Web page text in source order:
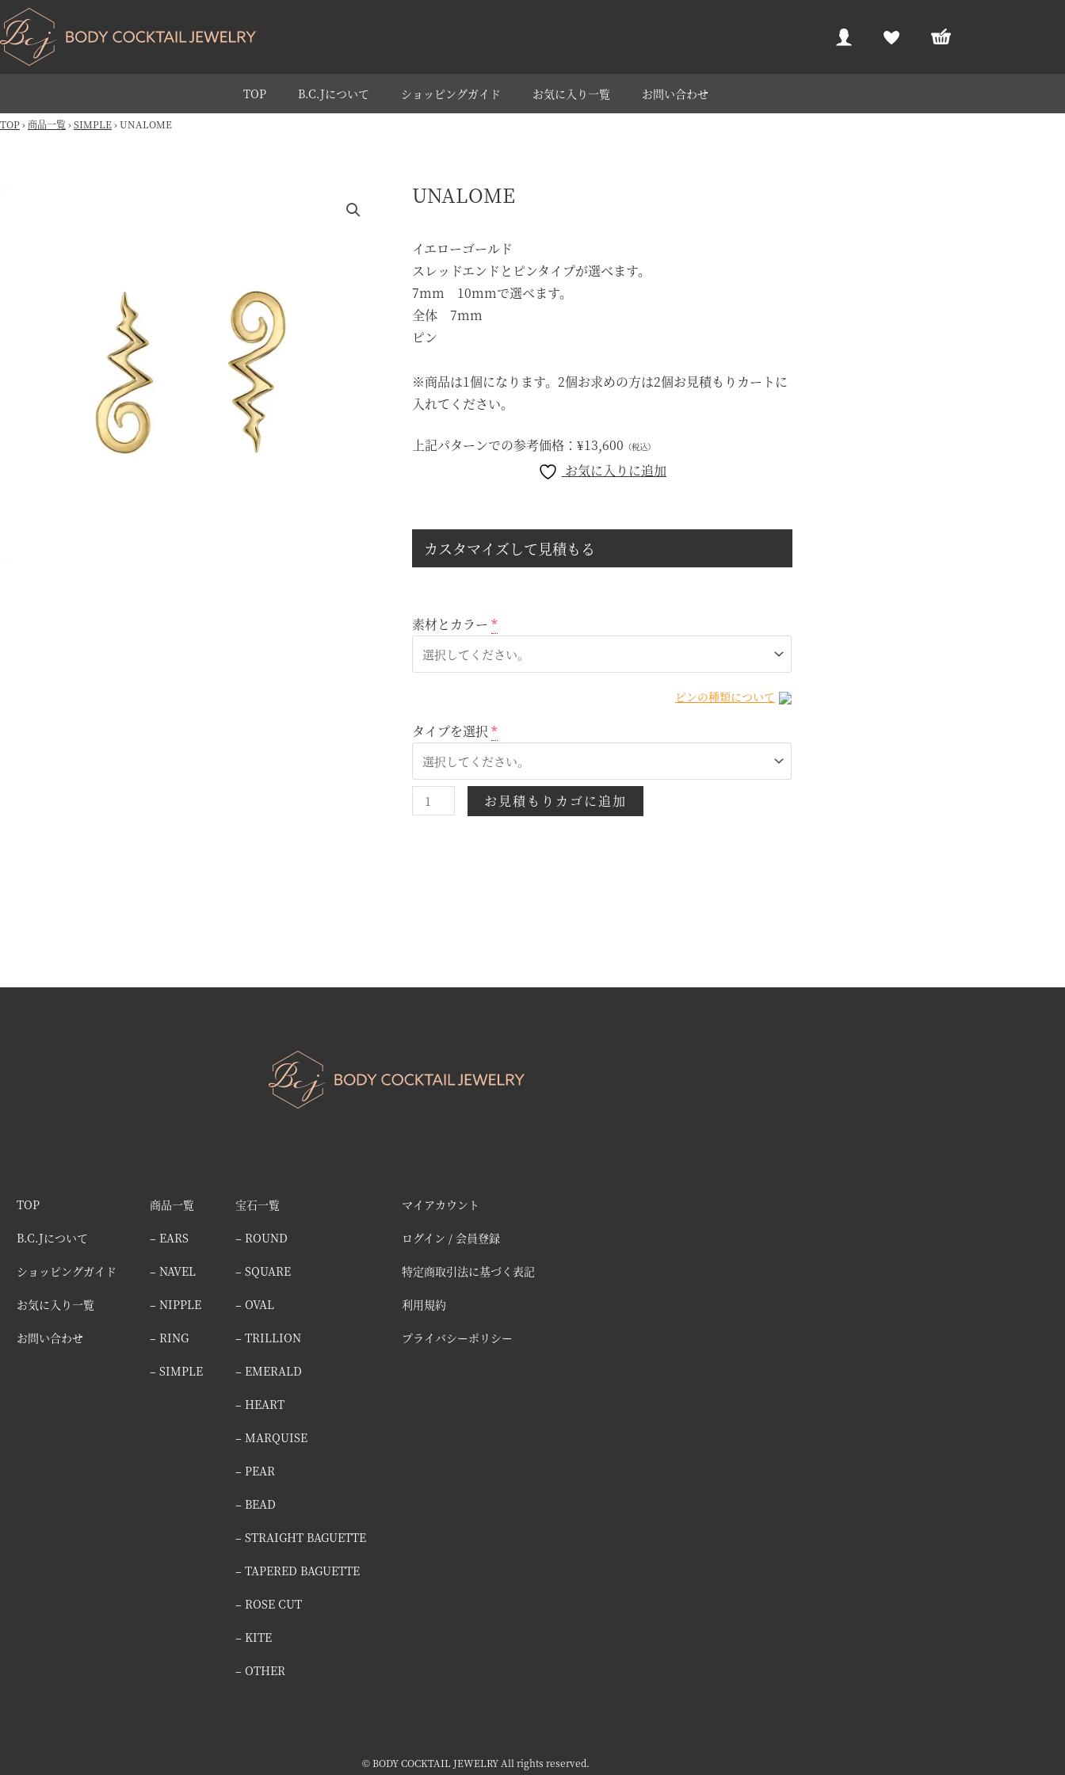
TOP B.C.Jについて ショッピングガイド お気に入り一覧 お問い合わせ
TOP›商品一覧 ›SIMPLE›UNALOME
UNALOME
イエローゴールド
スレッドエンドとピンタイプが選べます。
7mm 10mmで選べます。
全体 7mm
ピン
※商品は1個になります。2個お求めの方は2個お見積もりカートに
入れてください。
上記パターンでの参考価格： ¥13,600 （税込）
お気に入りに追加
カスタマイズして見積もる
素材とカラー *
ピンの種類について
タイプを選択 *
お見積もりカゴに追加
TOP
B.C.Jについて
ショッピングガイド
お気に入り一覧
お問い合わせ
商品一覧
– EARS
– NAVEL
– NIPPLE
– RING
– SIMPLE
宝石一覧
– ROUND
– SQUARE
– OVAL
– TRILLION
– EMERALD
– HEART
– MARQUISE
– PEAR
– BEAD
– STRAIGHT BAGUETTE
– TAPERED BAGUETTE
– ROSE CUT
– KITE
– OTHER
マイアカウント
ログイン / 会員登録
特定商取引法に基づく表記
利用規約
プライバシーポリシー
© BODY COCKTAIL JEWELRY All rights reserved.